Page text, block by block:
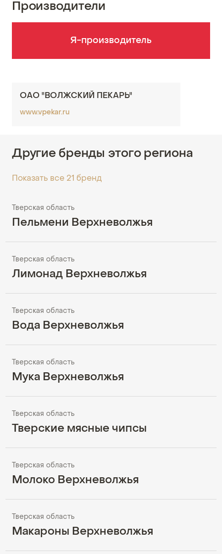
Производители
Я-производитель
ОАО "ВОЛЖСКИЙ ПЕКАРЬ"
www.vpekar.ru
Другие бренды этого региона
Показать все 21 бренд
Тверская область
Пельмени Верхневолжья
Тверская область
Лимонад Верхневолжья
Тверская область
Вода Верхневолжья
Тверская область
Мука Верхневолжья
Тверская область
Тверские мясные чипсы
Тверская область
Молоко Верхневолжья
Тверская область
Макароны Верхневолжья